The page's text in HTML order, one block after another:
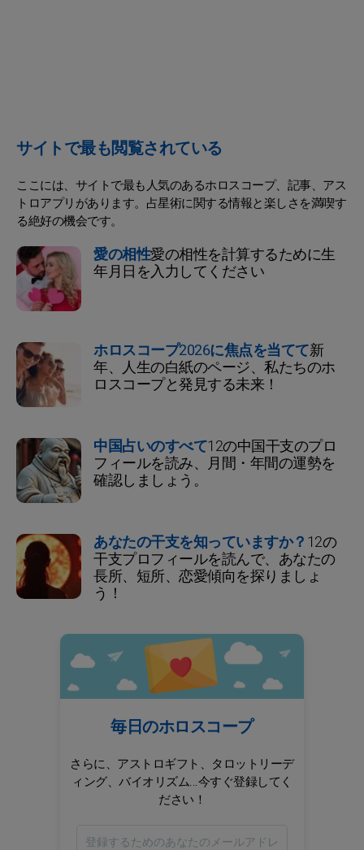
サイトで最も閲覧されている
ここには、サイトで最も人気のあるホロスコープ、記事、アス
トロアプリがあります。占星術に関する情報と楽しさを満喫す
る絶好の機会です。
愛の相性愛の相性を計算するために生
年月日を入力してください
ホロスコープ2026に焦点を当てて新
年、人生の白紙のページ、私たちのホ
ロスコープと発見する未来！
中国占いのすべて12の中国干支のプロ
フィールを読み、月間・年間の運勢を
確認しましょう。
あなたの干支を知っていますか？12の
干支プロフィールを読んで、あなたの
長所、短所、恋愛傾向を探りましょ
う！
毎日のホロスコープ
さらに、アストロギフト、タロットリーデ
ィング、バイオリズム...今すぐ登録してく
ださい！